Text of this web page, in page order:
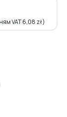
VAT6,08 zł)